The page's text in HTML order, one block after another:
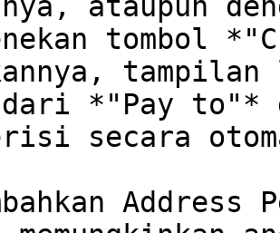
tombol
dari *"Pay to"*
secara